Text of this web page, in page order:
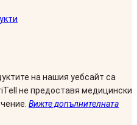
на нашия уебсайт са
не предоставя медицински
Вижте допълнителната